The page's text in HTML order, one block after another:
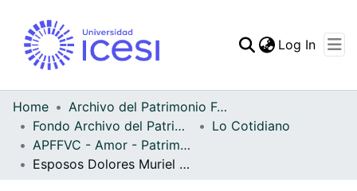
Statistics
Log In
Home
Archivo del Patrimonio Fotográfico y Fílmico del Valle del Cauca
Fondo Archivo del Patrimonio Fotográfico y Fílmico del Valle del Cauca
Lo Cotidiano
APFFVC - Amor - Patrimonial
Esposos Dolores Muriel y Alfonso Galeano en el corredor de su casa